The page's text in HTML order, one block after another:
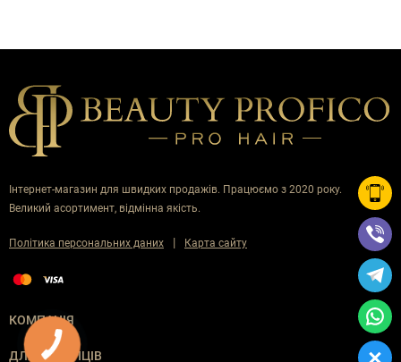
Інтернет-магазин для швидких продажів. Працюємо з 2020 року.
Великий асортимент, відмінна якість.
Політика персональних даних | Карта сайту
КОМПАНІЯ
ДЛЯ ПОКУПЦІВ